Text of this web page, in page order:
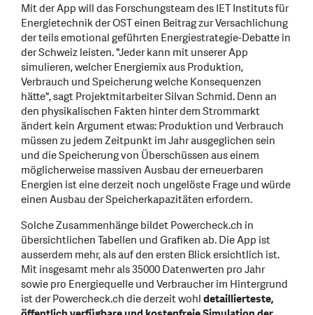
Mit der App will das Forschungsteam des IET Instituts für
Energietechnik der OST einen Beitrag zur Versachlichung
der teils emotional geführten Energiestrategie-Debatte in
der Schweiz leisten. "Jeder kann mit unserer App
simulieren, welcher Energiemix aus Produktion,
Verbrauch und Speicherung welche Konsequenzen
hätte", sagt Projektmitarbeiter Silvan Schmid. Denn an
den physikalischen Fakten hinter dem Strommarkt
ändert kein Argument etwas: Produktion und Verbrauch
müssen zu jedem Zeitpunkt im Jahr ausgeglichen sein
und die Speicherung von Überschüssen aus einem
möglicherweise massiven Ausbau der erneuerbaren
Energien ist eine derzeit noch ungelöste Frage und würde
einen Ausbau der Speicherkapazitäten erfordern.
Solche Zusammenhänge bildet Powercheck.ch in
übersichtlichen Tabellen und Grafiken ab. Die App ist
ausserdem mehr, als auf den ersten Blick ersichtlich ist.
Mit insgesamt mehr als 35000 Datenwerten pro Jahr
sowie pro Energiequelle und Verbraucher im Hintergrund
ist der Powercheck.ch die derzeit wohldetaillierteste,